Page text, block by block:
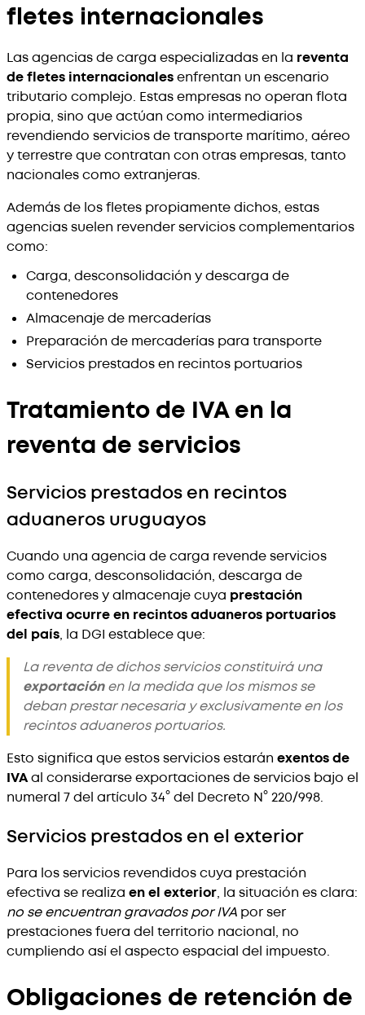
fletes internacionales
Las agencias de carga especializadas en la reventa
de fletes internacionalesenfrentan un escenario
tributario complejo. Estas empresas no operan flota
propia, sino que actúan como intermediarios
revendiendo servicios de transporte marítimo, aéreo
y terrestre que contratan con otras empresas, tanto
nacionales como extranjeras.
Además de los fletes propiamente dichos, estas
agencias suelen revender servicios complementarios
como:
Carga, desconsolidación y descarga de
contenedores
Almacenaje de mercaderías
Preparación de mercaderías para transporte
Servicios prestados en recintos portuarios
Tratamiento de IVA en la
reventa de servicios
Servicios prestados en recintos
aduaneros uruguayos
Cuando una agencia de carga revende servicios
como carga, desconsolidación, descarga de
contenedores y almacenaje cuya prestación
efectiva ocurre en recintos aduaneros portuarios
del país, la DGI establece que:
La reventa de dichos servicios constituirá una
exportaciónen la medida que los mismos se
deban prestar necesaria y exclusivamente en los
recintos aduaneros portuarios.
Esto significa que estos servicios estarán exentos de
IVAal considerarse exportaciones de servicios bajo el
numeral 7 del artículo 34° del Decreto N° 220/998.
Servicios prestados en el exterior
Para los servicios revendidos cuya prestación
efectiva se realiza en el exterior, la situación es clara:
no se encuentran gravados por IVA por ser
prestaciones fuera del territorio nacional, no
cumpliendo así el aspecto espacial del impuesto.
Obligaciones de retención de